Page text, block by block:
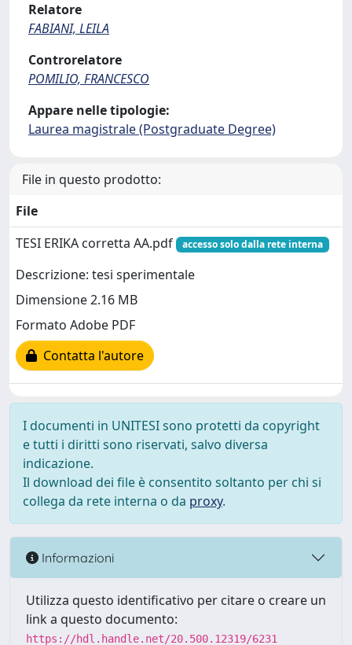
Relatore
FABIANI, LEILA
Controrelatore
POMILIO, FRANCESCO
Appare nelle tipologie:
Laurea magistrale (Postgraduate Degree)
File in questo prodotto:
File
TESI ERIKA corretta AA.pdf
accesso solo dalla rete interna
Descrizione: tesi sperimentale
Dimensione 2.16 MB
Formato Adobe PDF
Contatta l'autore
I documenti in UNITESI sono protetti da copyright
e tutti i diritti sono riservati, salvo diversa
indicazione.
Il download dei file è consentito soltanto per chi si
collega da rete interna o da proxy.
Informazioni
Utilizza questo identificativo per citare o creare un
link a questo documento:
https://hdl.handle.net/20.500.12319/6231